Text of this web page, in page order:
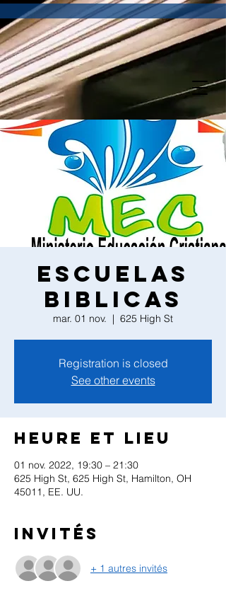
Escuelas
biblicas
mar. 01 nov.
  |
625 High St
Registration is closed
See other events
Heure et lieu
01 nov. 2022, 19:30 – 21:30
625 High St, 625 High St, Hamilton, OH
45011, EE. UU.
Invités
+ 1 autres invités